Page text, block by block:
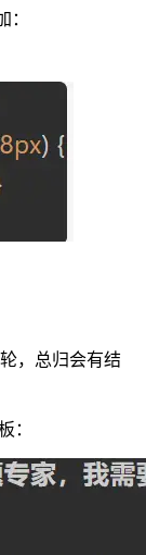
：
，总归会有结
：